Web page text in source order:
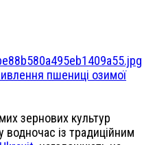
пшениці озимої
зернових культур
водночас із традиційним